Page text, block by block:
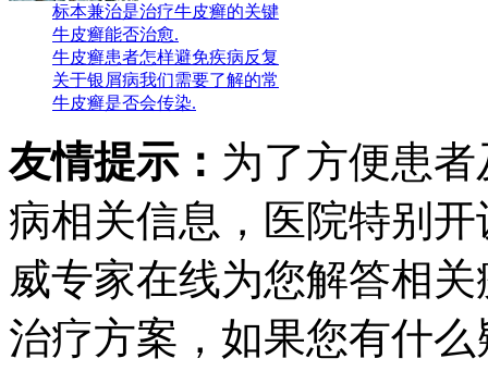
标本兼治是治疗牛皮癣的关键
牛皮癣能否治愈.
牛皮癣患者怎样避免疾病反复
关于银屑病我们需要了解的常
牛皮癣是否会传染.
友情提示： 为了方便患
病相关信息，医院特别
威专家在线为您解答相
治疗方案，如果您有什